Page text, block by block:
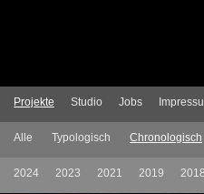
Projekte Studio Jobs
Alle Typologisch Chronologisch
2024 2023 2021 2019 2018